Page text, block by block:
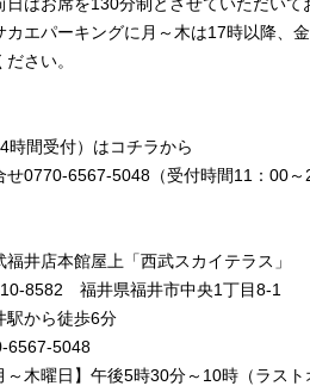
カエパーキングに月～木は17時以降
さい。
時間受付）はコチラから
せ0770-6567-5048（受付時間11：00～
福井店本館屋上「西武スカイテラス」
8582 福井県福井市中央1丁目8-1
駅から徒歩6分
6567-5048
～木曜日】午後5時30分～10時（ラス